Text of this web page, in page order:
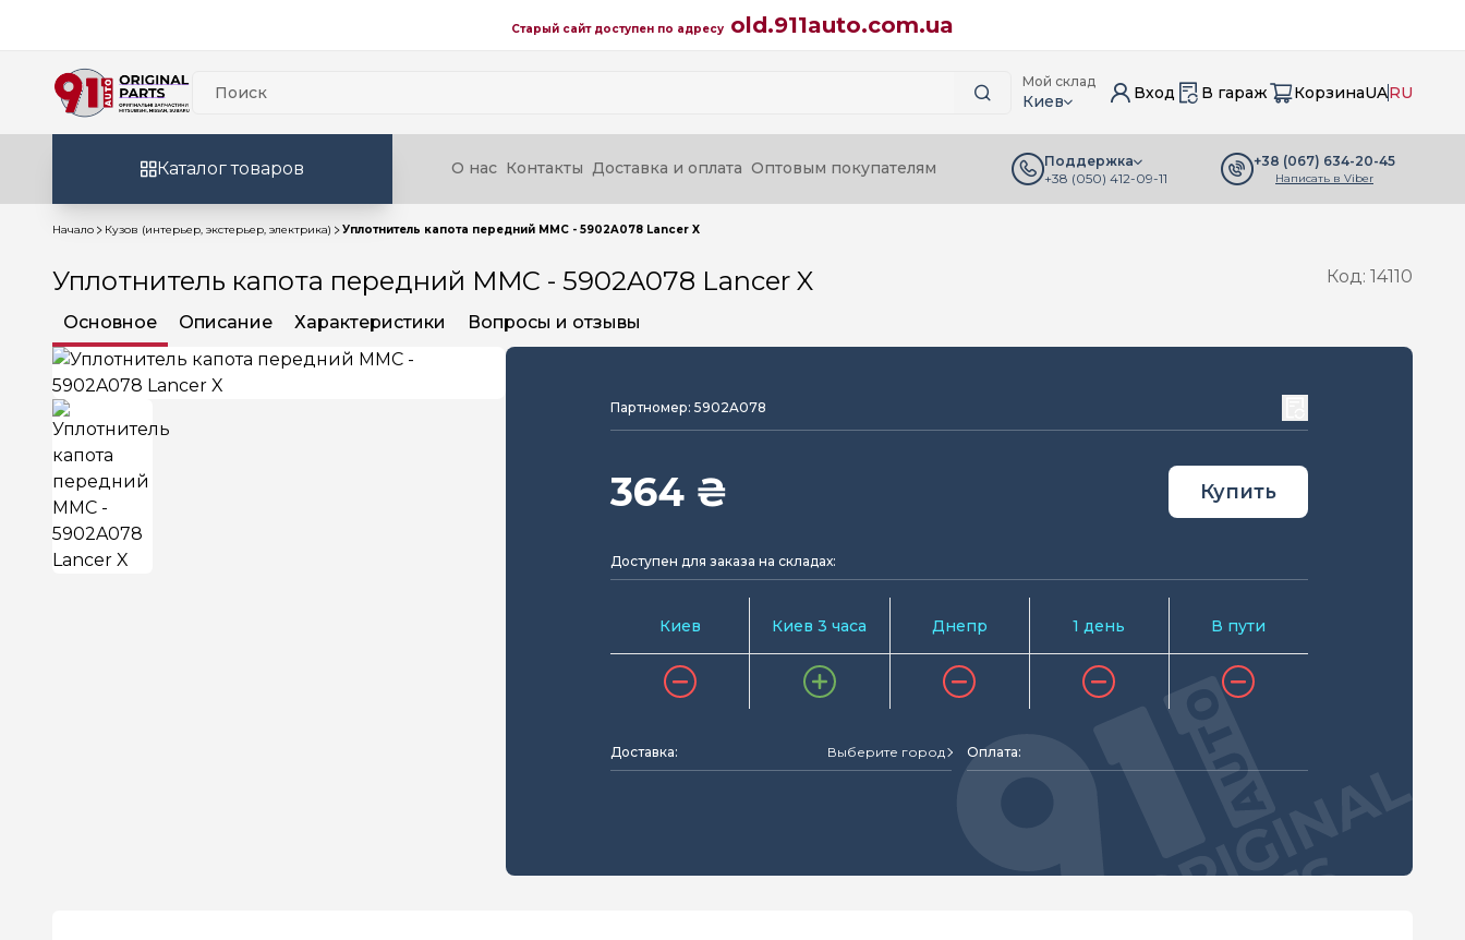
Старый сайт доступен по адресу old.911auto.com.ua
Мой склад
Киев Вход В гараж КорзинаUARU
Каталог товаров О нас Контакты Доставка и оплата Оптовым покупателям
Поддержка
+38 (050) 412-09-11
+38 (067) 634-20-45
Написать в Viber
Начало Кузов (интерьер, экстерьер, электрика) Уплотнитель капота передний MMC - 5902A078 Lancer X
Уплотнитель капота передний MMC - 5902A078 Lancer X Код: 14110
Основное Описание Характеристики Вопросы и отзывы
Партномер: 5902A078
364 ₴ Купить
Доступен для заказа на складах:
Киев Киев 3 часа Днепр 1 день В пути
Доставка: Выберите город Оплата: